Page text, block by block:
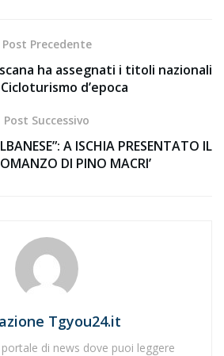
Post Precedente
ha assegnati i titoli nazionali
Cicloturismo d’epoca
Post Successivo
A ISCHIA PRESENTATO IL
DI PINO MACRI’
Tgyou24.it
di news dove puoi leggere